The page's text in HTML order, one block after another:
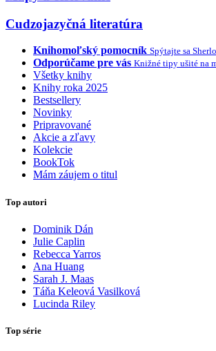
Cudzojazyčná literatúra
Knihomoľský pomocník Spýtajte sa
Odporúčame pre vás Knižné tipy ušité na
Všetky knihy
Knihy roka 2025
Bestsellery
Novinky
Pripravované
Akcie a zľavy
Kolekcie
BookTok
Mám záujem o titul
Top autori
Dominik Dán
Julie Caplin
Rebecca Yarros
Ana Huang
Sarah J. Maas
Táňa Keleová Vasilková
Lucinda Riley
Top série